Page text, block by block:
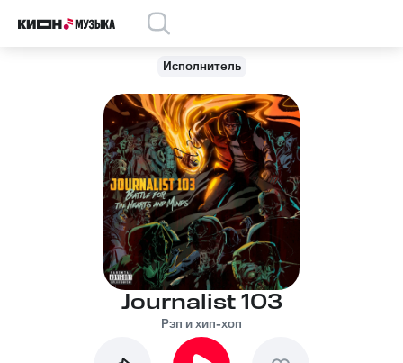
Исполнитель
Journalist 103
Рэп и хип-хоп